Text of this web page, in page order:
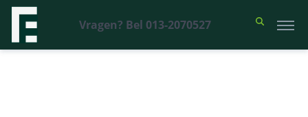
Vragen? Bel 013-2070527